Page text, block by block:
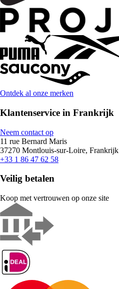
Ontdek al onze merken
Klantenservice in Frankrijk
Neem contact op
11 rue Bernard Maris
37270 Montlouis-sur-Loire, Frankrijk
+33 1 86 47 62 58
Veilig betalen
Koop met vertrouwen op onze site